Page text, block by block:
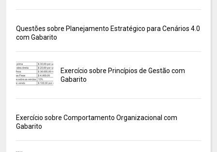
Questões sobre Planejamento Estratégico para Cenários 4.0
com Gabarito
Exercício sobre Princípios de Gestão com
Gabarito
Exercício sobre Comportamento Organizacional com
Gabarito